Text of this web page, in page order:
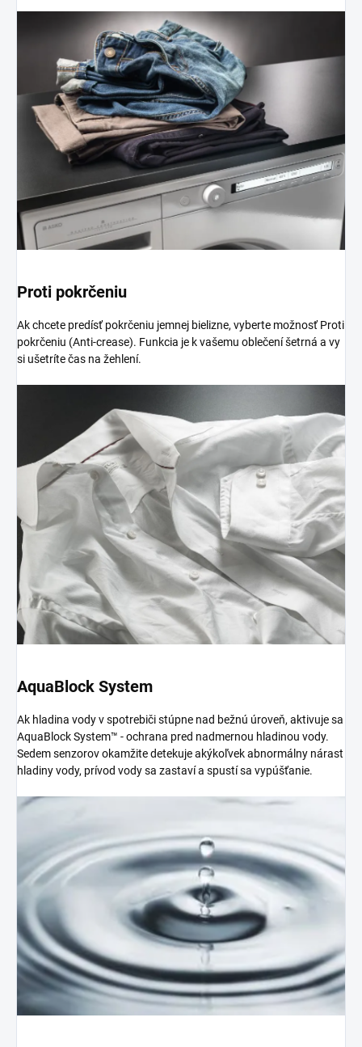
Proti pokrčeniu
Ak chcete predísť pokrčeniu jemnej bielizne, vyberte možnosť Proti
pokrčeniu (Anti-crease). Funkcia je k vašemu oblečení šetrná a vy
si ušetríte čas na žehlení.
AquaBlock System
Ak hladina vody v spotrebiči stúpne nad bežnú úroveň, aktivuje sa
AquaBlock System™ - ochrana pred nadmernou hladinou vody.
Sedem senzorov okamžite detekuje akýkoľvek abnormálny nárast
hladiny vody, prívod vody sa zastaví a spustí sa vypúšťanie.